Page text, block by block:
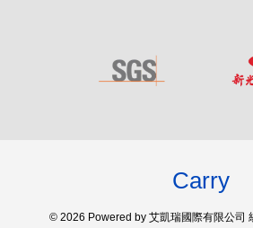
Carry
© 2026 Powered by 艾凱瑞國際有限公司